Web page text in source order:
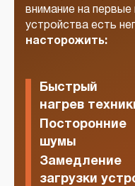
внимание на первые
устройства есть
насторожить:
Быстрый
нагрев
Посторонние
шумы
Замедление
загрузки